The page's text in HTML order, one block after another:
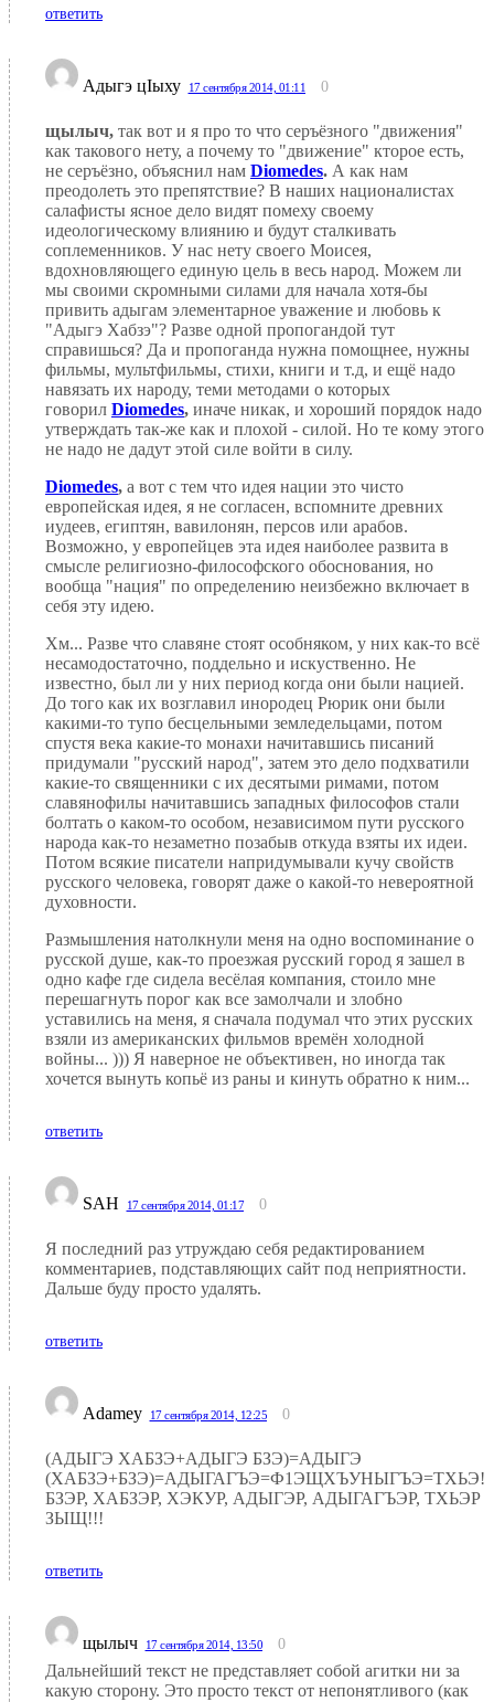
ответить
Адыгэ цIыху 17 сентября 2014, 01:11 0
щылыч, так вот и я про то что серъёзного "движения"
как такового нету, а почему то "движение" кторое есть,
не серъёзно, объяснил нам Diomedes. А как нам
преодолеть это препятствие? В наших националистах
салафисты ясное дело видят помеху своему
идеологическому влиянию и будут сталкивать
соплеменников. У нас нету своего Моисея,
вдохновляющего единую цель в весь народ. Можем ли
мы своими скромными силами для начала хотя-бы
привить адыгам элементарное уважение и любовь к
"Адыгэ Хабзэ"? Разве одной пропогандой тут
справишься? Да и пропоганда нужна помощнее, нужны
фильмы, мультфильмы, стихи, книги и т.д, и ещё надо
навязать их народу, теми методами о которых
говорил Diomedes, иначе никак, и хороший порядок надо
утверждать так-же как и плохой - силой. Но те кому этого
не надо не дадут этой силе войти в силу.
Diomedes, а вот с тем что идея нации это чисто
европейская идея, я не согласен, вспомните древних
иудеев, египтян, вавилонян, персов или арабов.
Возможно, у европейцев эта идея наиболее развита в
смысле религиозно-философского обоснования, но
вообща "нация" по определению неизбежно включает в
себя эту идею.
Хм... Разве что славяне стоят особняком, у них как-то всё
несамодостаточно, поддельно и искуственно. Не
известно, был ли у них период когда они были нацией.
До того как их возглавил инородец Рюрик они были
какими-то тупо бесцельными земледельцами, потом
спустя века какие-то монахи начитавшись писаний
придумали "русский народ", затем это дело подхватили
какие-то священники с их десятыми римами, потом
славянофилы начитавшись западных философов стали
болтать о каком-то особом, независимом пути русского
народа как-то незаметно позабыв откуда взяты их идеи.
Потом всякие писатели напридумывали кучу свойств
русского человека, говорят даже о какой-то невероятной
духовности.
Размышления натолкнули меня на одно воспоминание о
русской душе, как-то проезжая русский город я зашел в
одно кафе где сидела весёлая компания, стоило мне
перешагнуть порог как все замолчали и злобно
уставились на меня, я сначала подумал что этих русских
взяли из американских фильмов времён холодной
войны... ))) Я наверное не объективен, но иногда так
хочется вынуть копьё из раны и кинуть обратно к ним...
ответить
SAH 17 сентября 2014, 01:17 0
Я последний раз утруждаю себя редактированием
комментариев, подставляющих сайт под неприятности.
Дальше буду просто удалять.
ответить
Adamey 17 сентября 2014, 12:25 0
(АДЫГЭ ХАБЗЭ+АДЫГЭ БЗЭ)=АДЫГЭ
БЗЭР, ХАБЗЭР, ХЭКУР, АДЫГЭР, АДЫГАГЪЭР, ТХЬЭР
ЗЫЩ!!!
ответить
щылыч 17 сентября 2014, 13:50 0
Дальнейший текст не представляет собой агитки ни за
какую сторону. Это просто текст от непонятливого (как